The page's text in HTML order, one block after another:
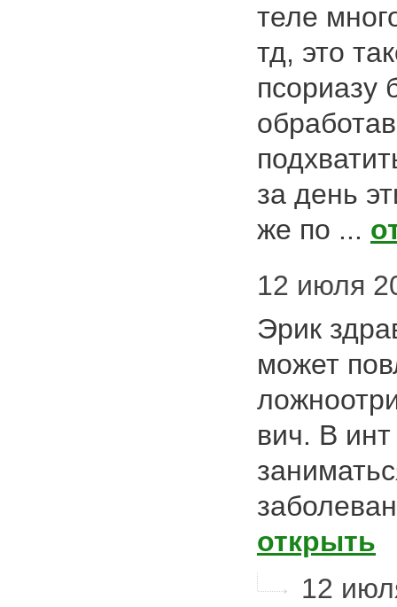
теле
тд, это
псориазу
за день
же по ...
12 июля
Эрик
может
вич. В
открыть
12